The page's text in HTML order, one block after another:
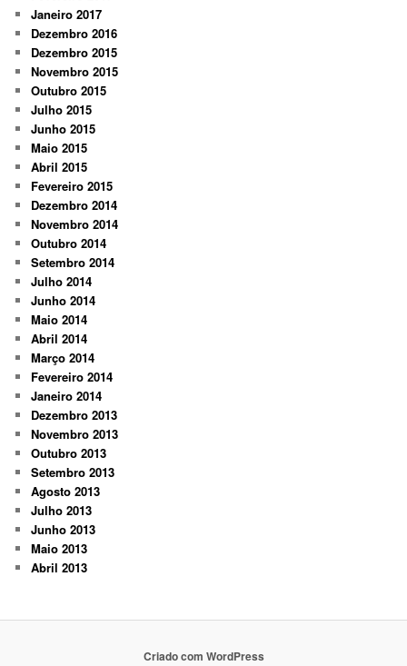
Janeiro 2017
Dezembro 2016
Dezembro 2015
Novembro 2015
Outubro 2015
Julho 2015
Junho 2015
Maio 2015
Abril 2015
Fevereiro 2015
Dezembro 2014
Novembro 2014
Outubro 2014
Setembro 2014
Julho 2014
Junho 2014
Maio 2014
Abril 2014
Março 2014
Fevereiro 2014
Janeiro 2014
Dezembro 2013
Novembro 2013
Outubro 2013
Setembro 2013
Agosto 2013
Julho 2013
Junho 2013
Maio 2013
Abril 2013
Criado com WordPress